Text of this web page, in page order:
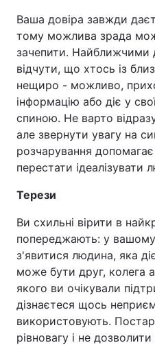
Ваша довіра завжди
тому можлива зрада
зачепити.
відчути, що хтось із
нещиро - можливо,
інформацію або діє у
спиною. Не варто
але звернути увагу на
розчарування допомагає
перестати ідеалізувати
Терези
Ви схильні вірити в
попереджають: у
з'явитися людина, яка
може бути друг, колега
якого ви очікували
дізнаєтеся щось
використовують.
рівновагу і не дозволити